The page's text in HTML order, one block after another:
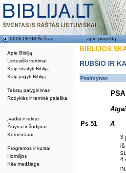
Apie Bibliją
Lietuviški vertimai
Kaip skaityti Bibliją
Kaip įsigyti Bibliją
Tekstų palyginimas
Rodyklės ir teminė paieška
Įvadai ir raktai
Žinynai ir žodynai
Komentarai
Programos ir kursai
Homilijos
Kita medžiaga
2026 08 08 Šeštad. apie projektą
BIBLIJOS
RUBŠIO IR
Psalmynas
Ps 51 A
3
iš
4